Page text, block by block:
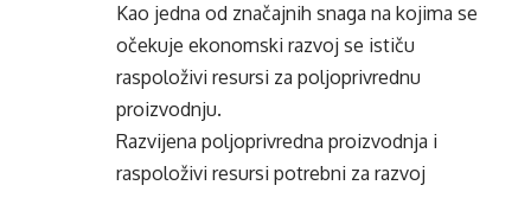
Kao jedna od značajnih snaga na kojima se
očekuje ekonomski razvoj se ističu
raspoloživi resursi za poljoprivrednu
proizvodnju.
Razvijena poljoprivredna proizvodnja i
raspoloživi resursi potrebni za razvoj